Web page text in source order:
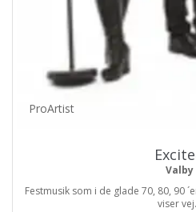
ProArtist
Valby
Festmusik som i de glade 70, 80, 90
viser